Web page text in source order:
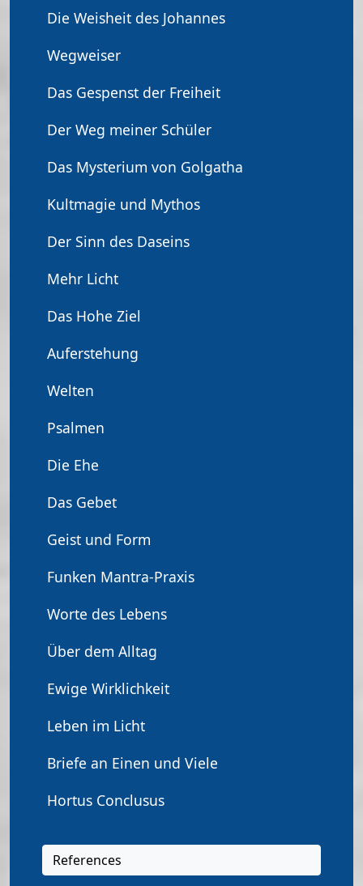
Die Weisheit des Johannes
Wegweiser
Das Gespenst der Freiheit
Der Weg meiner Schüler
Das Mysterium von Golgatha
Kultmagie und Mythos
Der Sinn des Daseins
Mehr Licht
Das Hohe Ziel
Auferstehung
Welten
Psalmen
Die Ehe
Das Gebet
Geist und Form
Funken Mantra-Praxis
Worte des Lebens
Über dem Alltag
Ewige Wirklichkeit
Leben im Licht
Briefe an Einen und Viele
Hortus Conclusus
References